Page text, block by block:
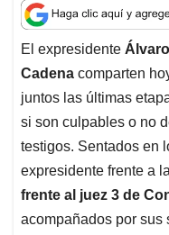
a
t
s
A
p
p
c
e
b
o
o
k
n
k
e
d
I
n
a
i
l
El expresidente
Cadena comparten
juntos las últimas
si son culpables o no
testigos. Sentados en
expresidente frente a la
frente al juez 3 de
acompañados por sus